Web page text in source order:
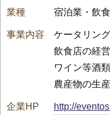
宿泊業・飲
ケータリン
飲食店の経営
ワイン等酒
農産物の生
http://